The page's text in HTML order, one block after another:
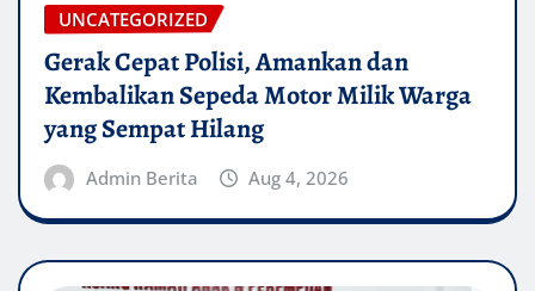
UNCATEGORIZED
Gerak Cepat Polisi, Amankan dan
Kembalikan Sepeda Motor Milik Warga
yang Sempat Hilang
Admin Berita Aug 4, 2026